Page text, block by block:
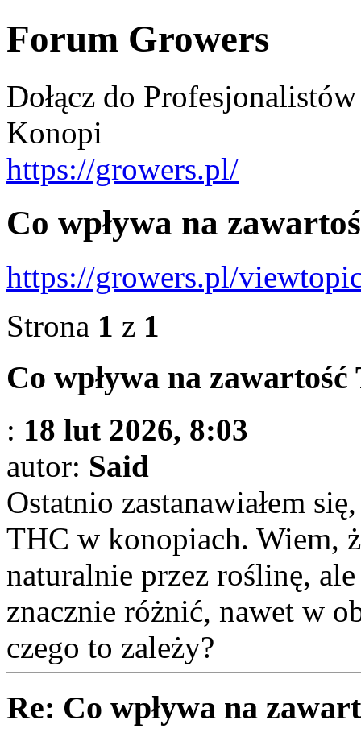
Forum Growers
Dołącz do
Konopi
https://growers.pl/
Co wpływa na
https://growers.pl/
Strona 1 z 1
Co wpływa na
: 18 lut 2026, 8:03
autor: Said
Ostatnio zastanawiałem
THC w konopiach. Wiem,
naturalnie przez roślinę,
znacznie różnić, nawet w
czego to zależy?
Re: Co wpływa na